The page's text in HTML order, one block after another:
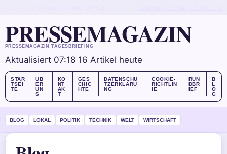
PRESSEMAGAZIN
PRESSEMAGAZIN TAGESBRIEFING
Aktualisiert 07:18 16 Artikel heute
STAR
TSEI
TE
ÜB
ER
UN
S
KO
NT
AK
T
GES
CHIC
HTE
DATENSCHU
TZERKLÄRU
NG
COOKIE-
RICHTLIN
IE
RUN
DBR
IEF
B
L
O
G
BLOG LOKAL POLITIK TECHNIK WELT WIRTSCHAFT